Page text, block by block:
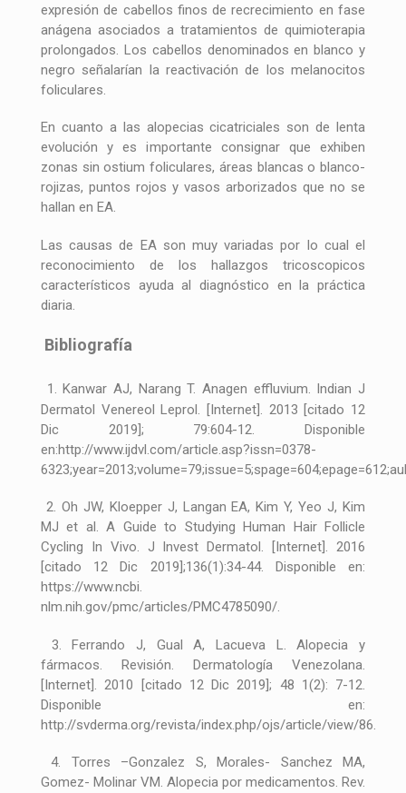
expresión de cabellos finos de recrecimiento en fase
anágena asociados a tratamientos de quimioterapia
prolongados. Los cabellos denominados en blanco y
negro señalarían la reactivación de los melanocitos
foliculares.
En cuanto a las alopecias cicatriciales son de lenta
evolución y es importante consignar que exhiben
zonas sin ostium foliculares, áreas blancas o blanco-
rojizas, puntos rojos y vasos arborizados que no se
hallan en EA.
Las causas de EA son muy variadas por lo cual el
reconocimiento de los hallazgos tricoscopicos
característicos ayuda al diagnóstico en la práctica
diaria.
Bibliografía
1. Kanwar AJ, Narang T. Anagen effluvium. Indian J
Dermatol Venereol Leprol. [Internet]. 2013 [citado 12
Dic 2019]; 79:604-12. Disponible
en:http://www.ijdvl.com/article.asp?issn=0378-
2. Oh JW, Kloepper J, Langan EA, Kim Y, Yeo J, Kim
MJ et al. A Guide to Studying Human Hair Follicle
Cycling In Vivo. J Invest Dermatol. [Internet]. 2016
[citado 12 Dic 2019];136(1):34-44. Disponible en:
https://www.ncbi.
nlm.nih.gov/pmc/articles/PMC4785090/.
3. Ferrando J, Gual A, Lacueva L. Alopecia y
fármacos. Revisión. Dermatología Venezolana.
[Internet]. 2010 [citado 12 Dic 2019]; 48 1(2): 7-12.
Disponible en:
http://svderma.org/revista/index.php/ojs/article/view/86.
4. Torres –Gonzalez S, Morales- Sanchez MA,
Gomez- Molinar VM. Alopecia por medicamentos. Rev.